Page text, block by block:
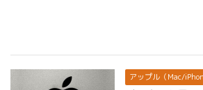
アップル（Mac/